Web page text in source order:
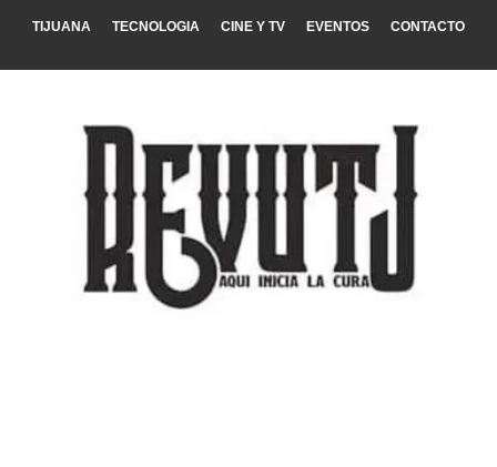
TIJUANA TECNOLOGIA CINE Y TV EVENTOS CONTACTO